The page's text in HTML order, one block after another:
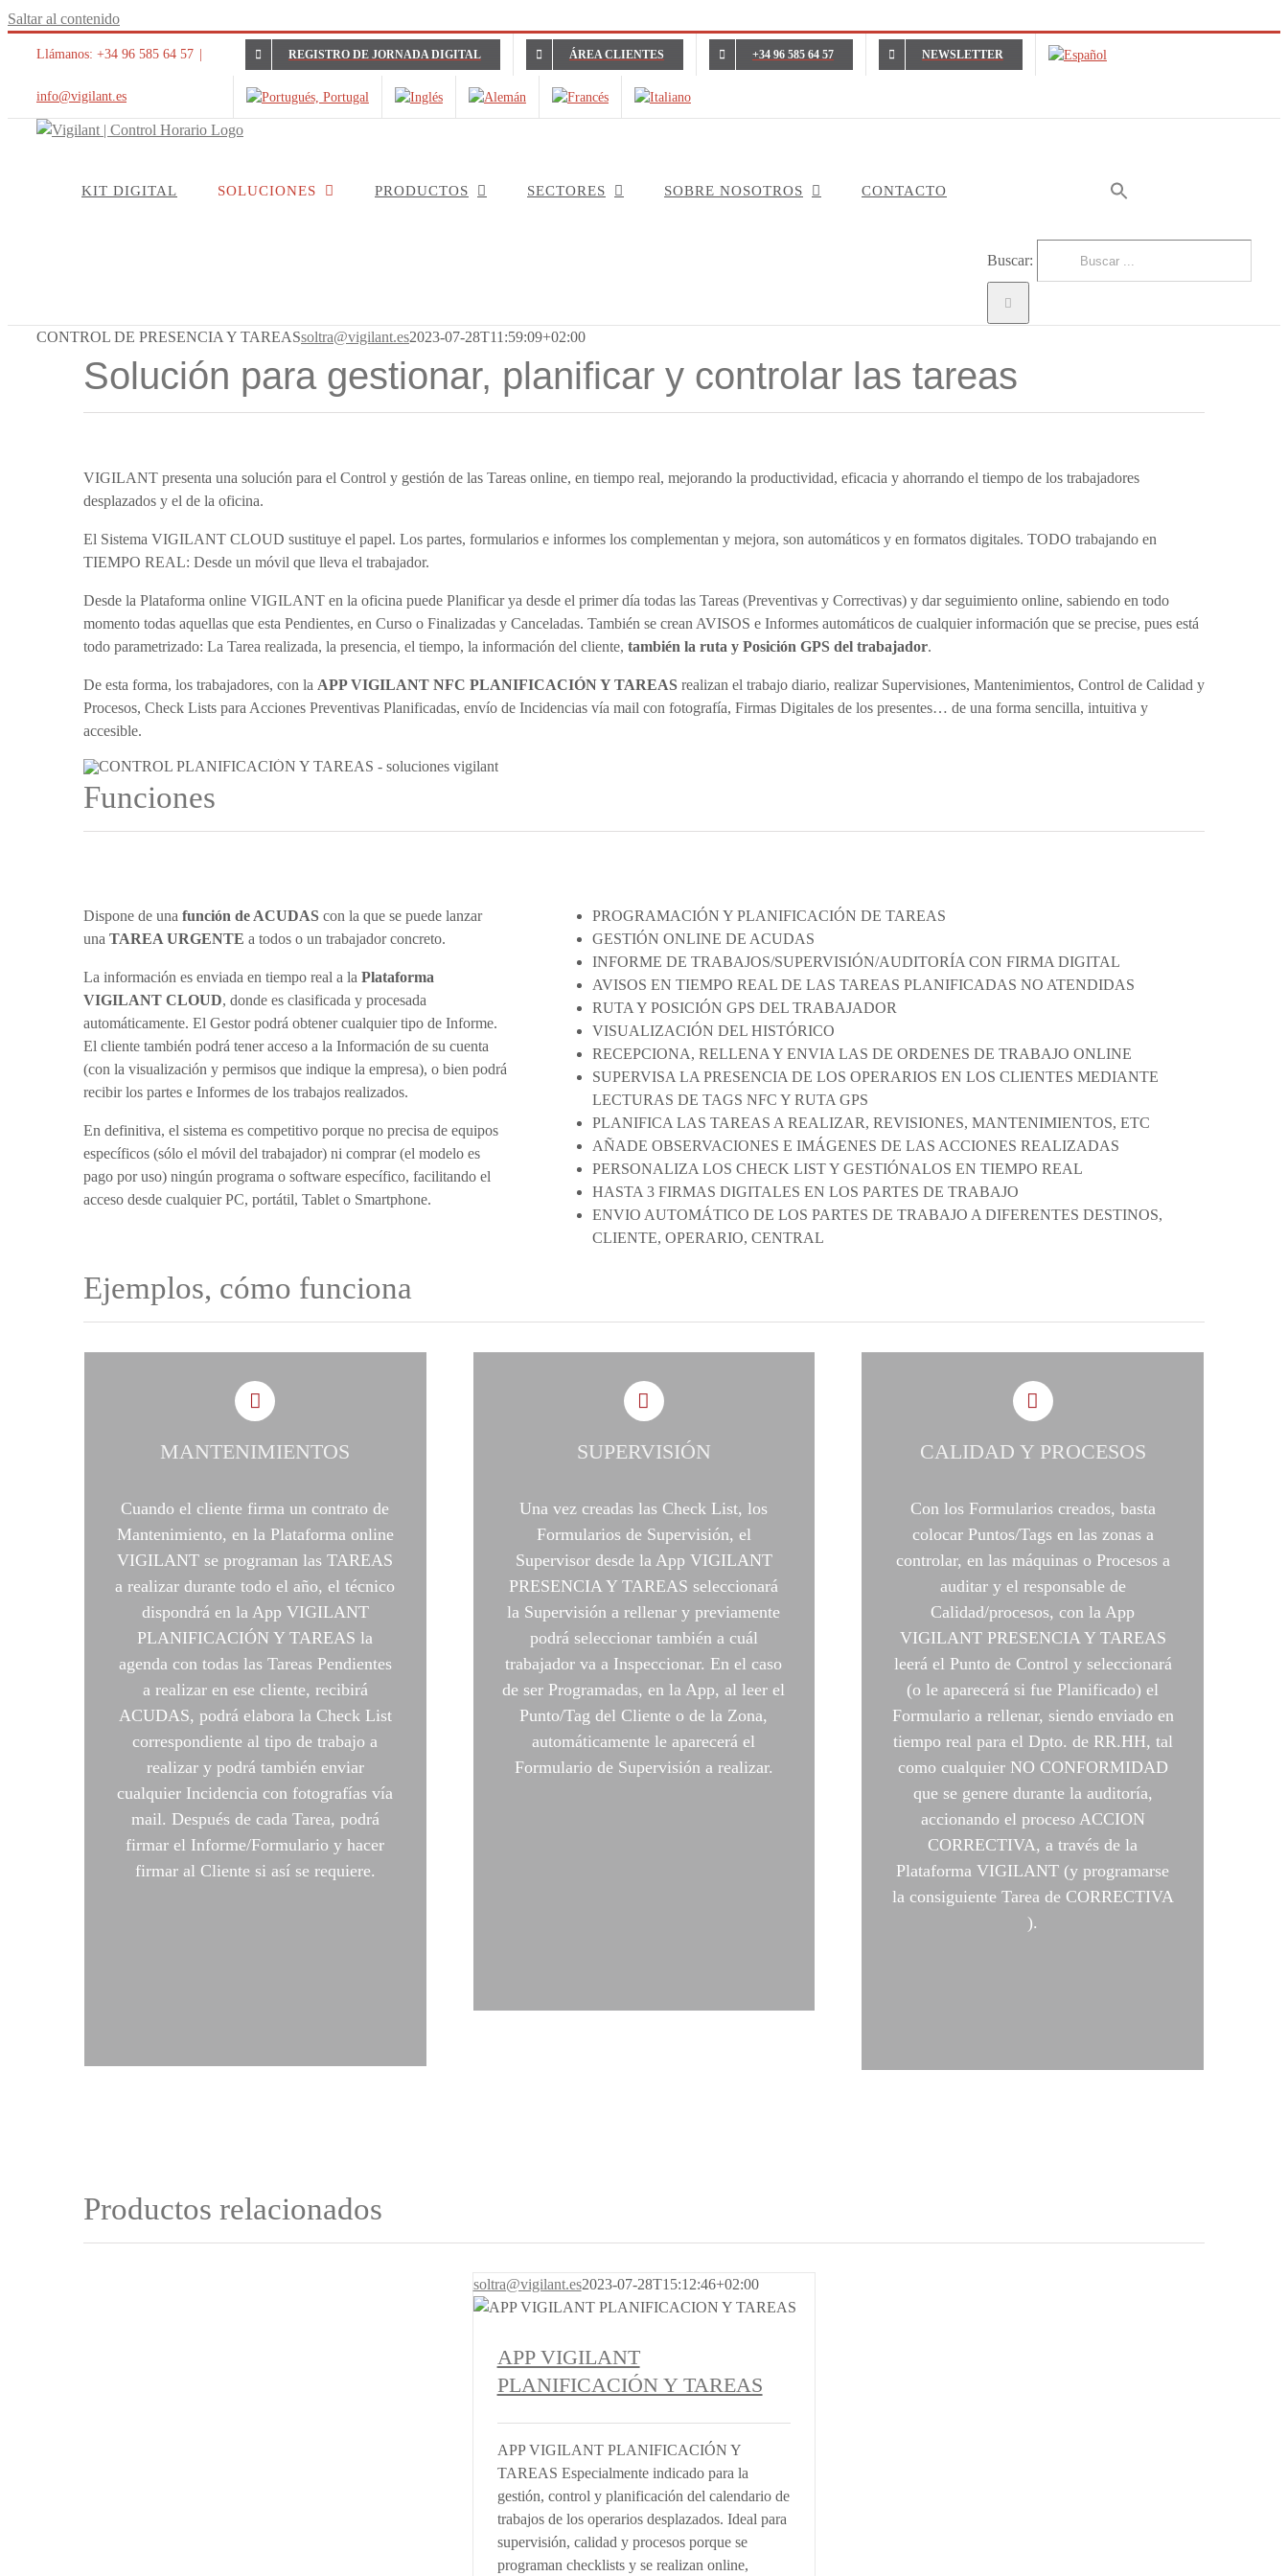
Saltar al contenido
Llámanos: +34 96 585 64 57
info@vigilant.es
REGISTRO DE JORNADA DIGITAL ÁREA CLIENTES +34 96 585 64 57 NEWSLETTER
KIT DIGITAL SOLUCIONES PRODUCTOS SECTORES SOBRE NOSOTROS CONTACTO
Buscar:
CONTROL DE PRESENCIA Y TAREASsoltra@vigilant.es2023-07-28T11:59:09+02:00
Solución para gestionar, planificar y controlar las tareas
VIGILANT presenta una solución para el Control y gestión de las Tareas online, en tiempo real, mejorando la productividad, eficacia y ahorrando el tiempo de los trabajadores
desplazados y el de la oficina.
El Sistema VIGILANT CLOUD sustituye el papel. Los partes, formularios e informes los complementan y mejora, son automáticos y en formatos digitales. TODO trabajando en
TIEMPO REAL: Desde un móvil que lleva el trabajador.
Desde la Plataforma online VIGILANT en la oficina puede Planificar ya desde el primer día todas las Tareas (Preventivas y Correctivas) y dar seguimiento online, sabiendo en todo
momento todas aquellas que esta Pendientes, en Curso o Finalizadas y Canceladas. También se crean AVISOS e Informes automáticos de cualquier información que se precise, pues está
todo parametrizado: La Tarea realizada, la presencia, el tiempo, la información del cliente, también la ruta y Posición GPS del trabajador.
De esta forma, los trabajadores, con la APP VIGILANT NFC PLANIFICACIÓN Y TAREASrealizan el trabajo diario, realizar Supervisiones, Mantenimientos, Control de Calidad y
Procesos, Check Lists para Acciones Preventivas Planificadas, envío de Incidencias vía mail con fotografía, Firmas Digitales de los presentes… de una forma sencilla, intuitiva y
accesible.
Funciones
Dispone de una función de ACUDAScon la que se puede lanzar
una TAREA URGENTE a todos o un trabajador concreto.
La información es enviada en tiempo real a la Plataforma
VIGILANT CLOUD, donde es clasificada y procesada
automáticamente. El Gestor podrá obtener cualquier tipo de Informe.
El cliente también podrá tener acceso a la Información de su cuenta
(con la visualización y permisos que indique la empresa), o bien podrá
recibir los partes e Informes de los trabajos realizados.
En definitiva, el sistema es competitivo porque no precisa de equipos
específicos (sólo el móvil del trabajador) ni comprar (el modelo es
pago por uso) ningún programa o software específico, facilitando el
acceso desde cualquier PC, portátil, Tablet o Smartphone.
PROGRAMACIÓN Y PLANIFICACIÓN DE TAREAS
GESTIÓN ONLINE DE ACUDAS
INFORME DE TRABAJOS/SUPERVISIÓN/AUDITORÍA CON FIRMA DIGITAL
AVISOS EN TIEMPO REAL DE LAS TAREAS PLANIFICADAS NO ATENDIDAS
RUTA Y POSICIÓN GPS DEL TRABAJADOR
VISUALIZACIÓN DEL HISTÓRICO
RECEPCIONA, RELLENA Y ENVIA LAS DE ORDENES DE TRABAJO ONLINE
SUPERVISA LA PRESENCIA DE LOS OPERARIOS EN LOS CLIENTES MEDIANTE
LECTURAS DE TAGS NFC Y RUTA GPS
PLANIFICA LAS TAREAS A REALIZAR, REVISIONES, MANTENIMIENTOS, ETC
AÑADE OBSERVACIONES E IMÁGENES DE LAS ACCIONES REALIZADAS
PERSONALIZA LOS CHECK LIST Y GESTIÓNALOS EN TIEMPO REAL
HASTA 3 FIRMAS DIGITALES EN LOS PARTES DE TRABAJO
ENVIO AUTOMÁTICO DE LOS PARTES DE TRABAJO A DIFERENTES DESTINOS,
CLIENTE, OPERARIO, CENTRAL
Ejemplos, cómo funciona
MANTENIMIENTOS
Cuando el cliente firma un contrato de
Mantenimiento, en la Plataforma online
VIGILANT se programan las TAREAS
a realizar durante todo el año, el técnico
dispondrá en la App VIGILANT
PLANIFICACIÓN Y TAREAS la
agenda con todas las Tareas Pendientes
a realizar en ese cliente, recibirá
ACUDAS, podrá elabora la Check List
correspondiente al tipo de trabajo a
realizar y podrá también enviar
cualquier Incidencia con fotografías vía
mail. Después de cada Tarea, podrá
firmar el Informe/Formulario y hacer
firmar al Cliente si así se requiere.
SUPERVISIÓN
Una vez creadas las Check List, los
Formularios de Supervisión, el
Supervisor desde la App VIGILANT
PRESENCIA Y TAREAS seleccionará
la Supervisión a rellenar y previamente
podrá seleccionar también a cuál
trabajador va a Inspeccionar. En el caso
de ser Programadas, en la App, al leer el
Punto/Tag del Cliente o de la Zona,
automáticamente le aparecerá el
Formulario de Supervisión a realizar.
CALIDAD Y PROCESOS
Con los Formularios creados, basta
colocar Puntos/Tags en las zonas a
controlar, en las máquinas o Procesos a
auditar y el responsable de
Calidad/procesos, con la App
VIGILANT PRESENCIA Y TAREAS
leerá el Punto de Control y seleccionará
(o le aparecerá si fue Planificado) el
Formulario a rellenar, siendo enviado en
tiempo real para el Dpto. de RR.HH, tal
como cualquier NO CONFORMIDAD
que se genere durante la auditoría,
accionando el proceso ACCION
CORRECTIVA, a través de la
Plataforma VIGILANT (y programarse
la consiguiente Tarea de CORRECTIVA
).
Productos relacionados
soltra@vigilant.es2023-07-28T15:12:46+02:00
APP VIGILANT
PLANIFICACIÓN Y TAREAS
APP VIGILANT PLANIFICACIÓN Y
TAREAS Especialmente indicado para la
gestión, control y planificación del calendario de
trabajos de los operarios desplazados. Ideal para
supervisión, calidad y procesos porque se
programan checklists y se realizan online,